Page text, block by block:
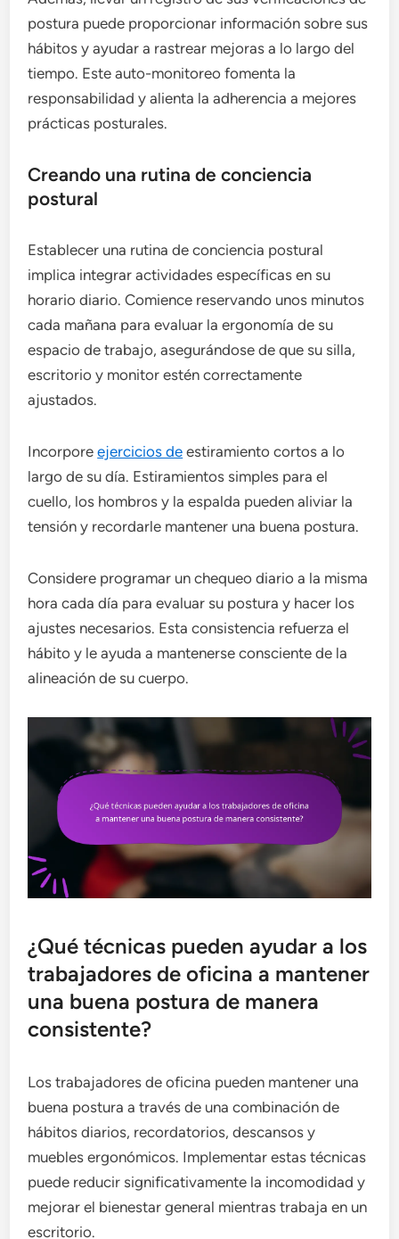
postura puede proporcionar información sobre sus
hábitos y ayudar a rastrear mejoras a lo largo del
tiempo. Este auto-monitoreo fomenta la
responsabilidad y alienta la adherencia a mejores
prácticas posturales.
Creando una rutina de conciencia
postural
Establecer una rutina de conciencia postural
implica integrar actividades específicas en su
horario diario. Comience reservando unos minutos
cada mañana para evaluar la ergonomía de su
espacio de trabajo, asegurándose de que su silla,
escritorio y monitor estén correctamente
ajustados.
Incorporeejercicios de estiramiento cortos a lo
largo de su día. Estiramientos simples para el
cuello, los hombros y la espalda pueden aliviar la
tensión y recordarle mantener una buena postura.
Considere programar un chequeo diario a la misma
hora cada día para evaluar su postura y hacer los
ajustes necesarios. Esta consistencia refuerza el
hábito y le ayuda a mantenerse consciente de la
alineación de su cuerpo.
¿Qué técnicas pueden ayudar a los
trabajadores de oficina a mantener
una buena postura de manera
consistente?
Los trabajadores de oficina pueden mantener una
buena postura a través de una combinación de
hábitos diarios, recordatorios, descansos y
muebles ergonómicos. Implementar estas técnicas
puede reducir significativamente la incomodidad y
mejorar el bienestar general mientras trabaja en un
escritorio.